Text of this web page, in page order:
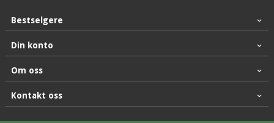
Bestselgere
Din konto
Om oss
Kontakt oss